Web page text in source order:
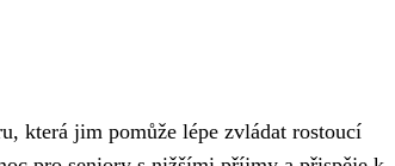
která jim pomůže lépe zvládat rostoucí